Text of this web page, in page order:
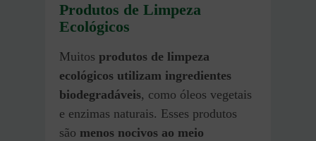
Produtos de Limpeza
Ecológicos
Muitos produtos de limpeza
ecológicos utilizam ingredientes
biodegradáveis, como óleos vegetais
e enzimas naturais. Esses produtos
são menos nocivos ao meio